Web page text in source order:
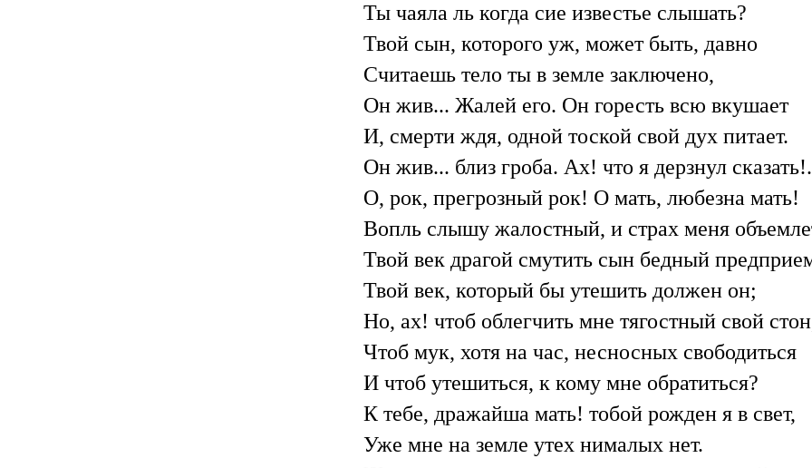
Ты чаяла ль когда сие известье слышать?
Твой сын, которого уж, может быть, давно
Считаешь тело ты в земле заключено,
Он жив... Жалей его. Он горесть всю вкушает
И, смерти ждя, одной тоской свой дух питает.
Он жив... близ гроба. Ах! что я дерзнул
О, рок, прегрозный рок! О мать, любезна мать!
Вопль слышу жалостный, и страх меня
Твой век драгой смутить сын бедный
Твой век, который бы утешить должен он;
Но, ах! чтоб облегчить мне тягостный свой
Чтоб мук, хотя на час, несносных свободиться
И чтоб утешиться, к кому мне обратиться?
К тебе, дражайша мать! тобой рожден я в свет,
Уже мне на земле утех нималых нет.